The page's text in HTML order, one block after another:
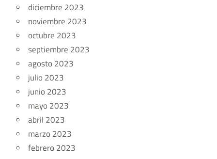
diciembre 2023
noviembre 2023
octubre 2023
septiembre 2023
agosto 2023
julio 2023
junio 2023
mayo 2023
abril 2023
marzo 2023
febrero 2023